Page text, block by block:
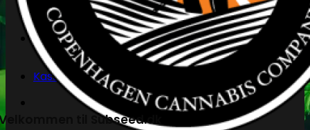
efter:
Kasse+
til Subseed.dk